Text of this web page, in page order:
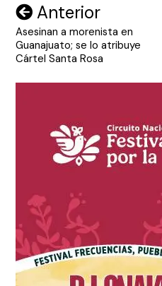
Navegación
de
entradas
Anterior
Asesinan a morenista en
Guanajuato; se lo atribuye
Cártel Santa Rosa